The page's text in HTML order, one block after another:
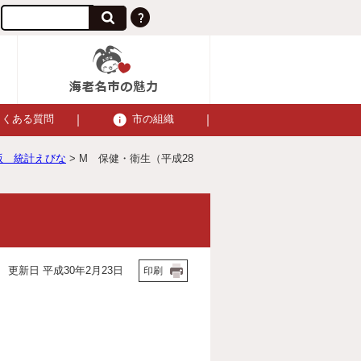
ある質問 市の組織
統計えびな > M 保健・衛生（平成28
新日 平成30年2月23日 印刷